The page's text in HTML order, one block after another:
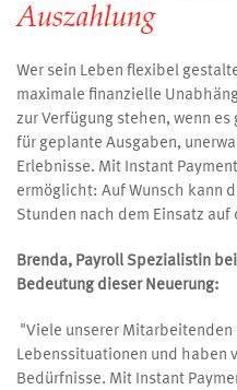
Auszahlung
Wer sein Leben flexibel
maximale finanzielle
zur Verfügung stehen, wenn
für geplante Ausgaben,
Erlebnisse. Mit Instant
ermöglicht: Auf Wunsch kann
Stunden nach dem Einsatz auf
Brenda, Payroll Spezialistin
Bedeutung dieser Neuerung:
"Viele unserer
Lebenssituationen und haben
Bedürfnisse. Mit Instant